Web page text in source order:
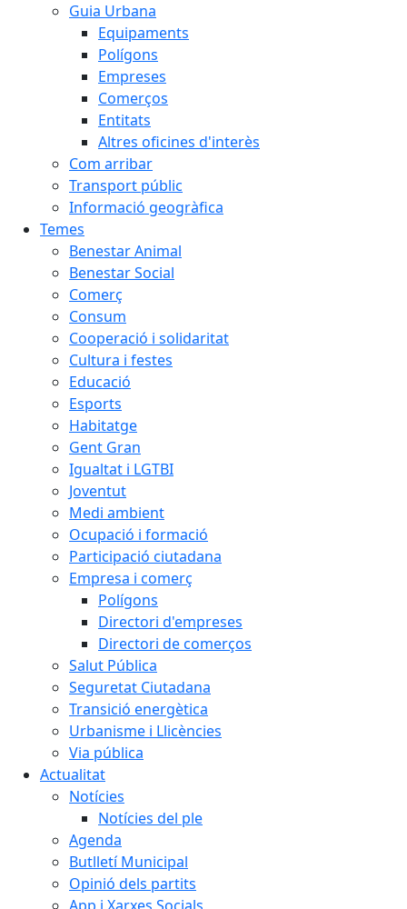
Guia Urbana
Equipaments
Polígons
Empreses
Comerços
Entitats
Altres oficines d'interès
Com arribar
Transport públic
Informació geogràfica
Temes
Benestar Animal
Benestar Social
Comerç
Consum
Cooperació i solidaritat
Cultura i festes
Educació
Esports
Habitatge
Gent Gran
Igualtat i LGTBI
Joventut
Medi ambient
Ocupació i formació
Participació ciutadana
Empresa i comerç
Polígons
Directori d'empreses
Directori de comerços
Salut Pública
Seguretat Ciutadana
Transició energètica
Urbanisme i Llicències
Via pública
Actualitat
Notícies
Notícies del ple
Agenda
Butlletí Municipal
Opinió dels partits